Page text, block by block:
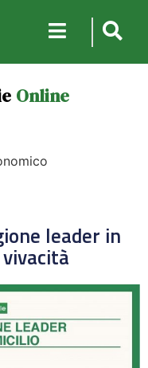
Online
leader in